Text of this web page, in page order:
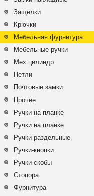
Защелки
Крючки
Мебельная фурнитура
Мебельные ручки
Мех.цилиндр
Петли
Почтовые замки
Прочее
Ручки на планке
Ручки на планке
Ручки раздельные
Ручки-кнопки
Ручки-скобы
Стопора
Фурнитура